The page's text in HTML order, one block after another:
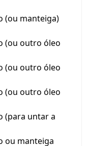
(ou manteiga)
(ou outro óleo
(ou outro óleo
(ou outro óleo
(para untar a
ou manteiga